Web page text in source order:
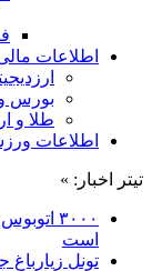
اطلاعات
بورس
طلا و
اطلاعات
تیتر اخبار: »
۳۰۰۰
است
تونل